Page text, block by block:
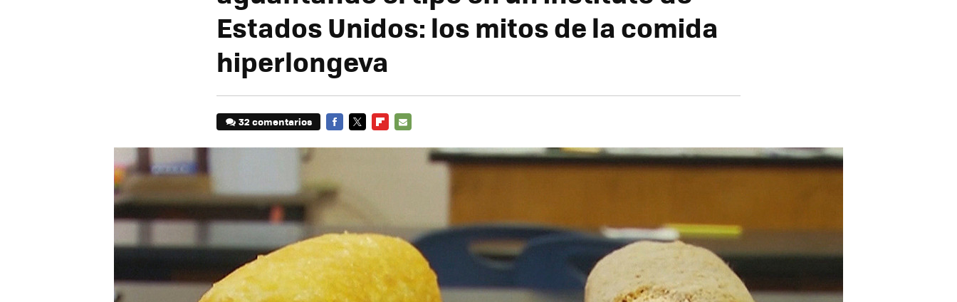
Estados Unidos: los mitos de la comida
hiperlongeva
32 comentarios